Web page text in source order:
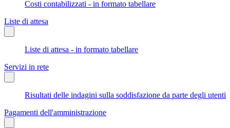
Costi contabilizzati - in formato tabellare
Liste di attesa
Liste di attesa - in formato tabellare
Servizi in rete
Risultati delle indagini sulla soddisfazione da parte degli utenti
Pagamenti dell'amministrazione